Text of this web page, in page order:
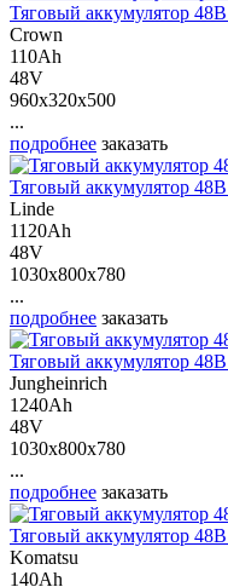
Тяговый аккумулятор
Crown
110Ah
48V
960x320x500
...
подробнее заказать
Тяговый аккумулятор
Linde
1120Ah
48V
1030x800x780
...
подробнее заказать
Тяговый аккумулятор
Jungheinrich
1240Ah
48V
1030x800x780
...
подробнее заказать
Тяговый аккумулятор
Komatsu
140Ah